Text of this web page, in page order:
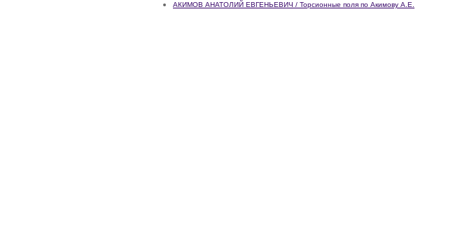
АКИМОВ АНАТОЛИЙ ЕВГЕНЬЕВИЧ / Торсионные поля по Акимову А.Е.